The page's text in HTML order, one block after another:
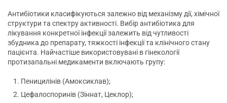
Антибіотики класифікуються залежно від механізму дії, хімічної
структури та спектру активності. Вибір антибіотика для
лікування конкретної інфекції залежить від чутливості
збудника до препарату, тяжкості інфекції та клінічного стану
пацієнта. Найчастіше використовувані в гінекології
протизапальні медикаменти включають групу:
Пеницилінів (Амоксиклав);
Цефалоспоринів (Зіннат, Цеклор);